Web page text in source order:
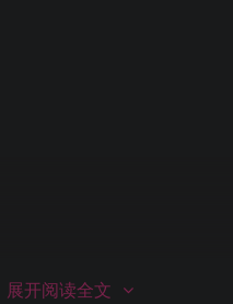
展开阅读全文